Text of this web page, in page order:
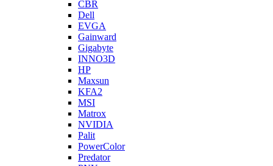
CBR
Dell
EVGA
Gainward
Gigabyte
INNO3D
HP
Maxsun
KFA2
MSI
Matrox
NVIDIA
Palit
PowerColor
Predator